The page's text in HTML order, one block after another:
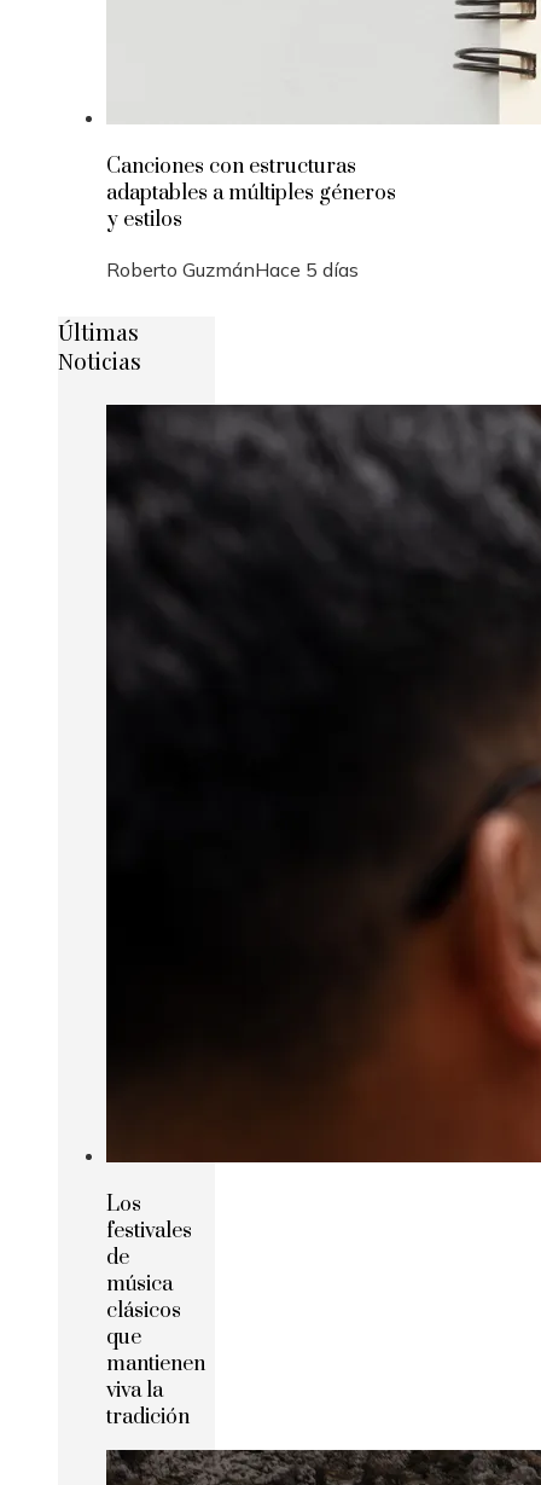
Canciones con estructuras
adaptables a múltiples géneros
y estilos
Roberto GuzmánHace 5 días
Últimas
Noticias
Los
festivales
de
música
clásicos
que
mantienen
viva la
tradición